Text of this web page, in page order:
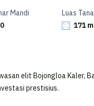
Mandi
0
Luas
171
elit Bojongloa Kaler,
prestisius.